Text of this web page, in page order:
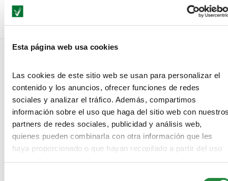
Esta página web usa cookies
Las cookies de este sitio web se usan para personalizar el
contenido y los anuncios, ofrecer funciones de redes
sociales y analizar el tráfico. Además, compartimos
información sobre el uso que haga del sitio web con
partners de redes sociales, publicidad y análisis web,
quienes pueden combinarla con otra información que les
haya proporcionado o que hayan recopilado a partir del uso
NO COMMENTS
LEAVE A REPLY